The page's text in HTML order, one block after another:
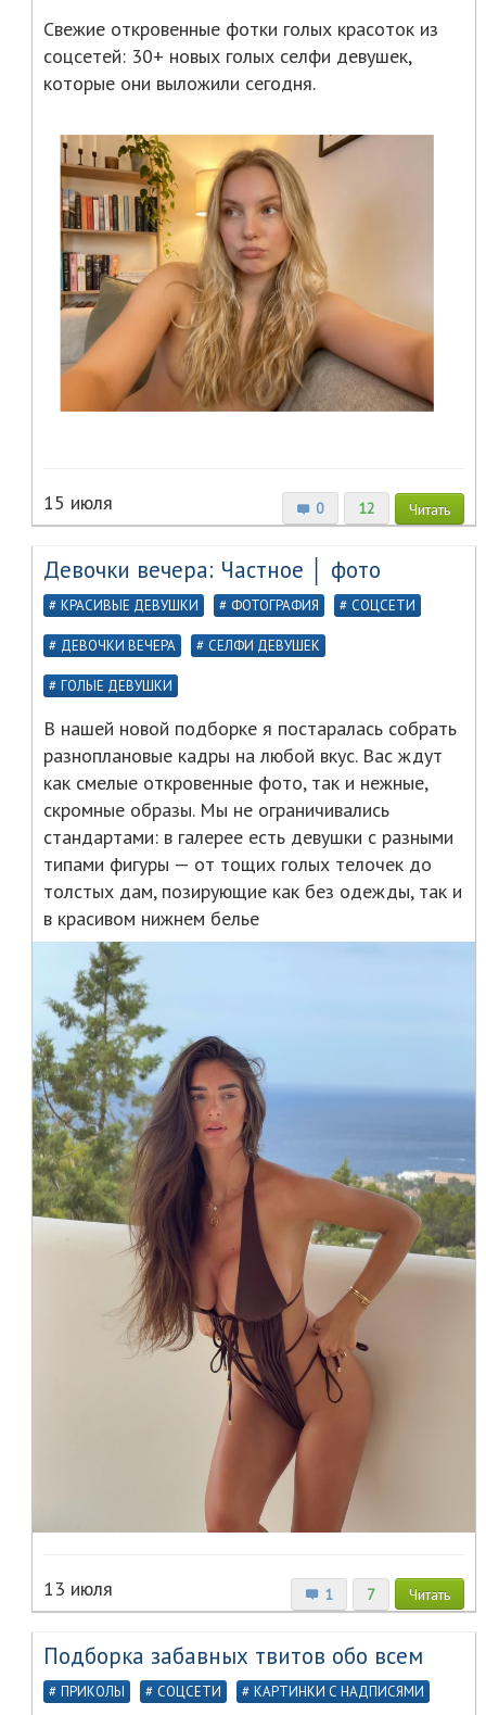
Свежие откровенные фотки голых красоток из
соцсетей: 30+ новых голых селфи девушек,
которые они выложили сегодня.
0 12 Читать
15 июля
Девочки вечера: Частное │ фото
КРАСИВЫЕ ДЕВУШКИ ФОТОГРАФИЯ СОЦСЕТИ
ДЕВОЧКИ ВЕЧЕРА СЕЛФИ ДЕВУШЕК
ГОЛЫЕ ДЕВУШКИ
В нашей новой подборке я постаралась собрать
разноплановые кадры на любой вкус. Вас ждут
как смелые откровенные фото, так и нежные,
скромные образы. Мы не ограничивались
стандартами: в галерее есть девушки с разными
типами фигуры — от тощих голых телочек до
толстых дам, позирующие как без одежды, так и
в красивом нижнем белье
1 7 Читать
13 июля
Подборка забавных твитов обо всем
ПРИКОЛЫ СОЦСЕТИ КАРТИНКИ С НАДПИСЯМИ